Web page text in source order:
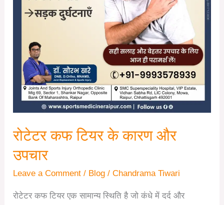
रोटेटर कफ टियर के कारण और
उपचार
Leave a Comment / Blog /Chandrama Tiwari
रोटेटर कफ टियर एक सामान्य स्थिति है जो कंधे में दर्द और